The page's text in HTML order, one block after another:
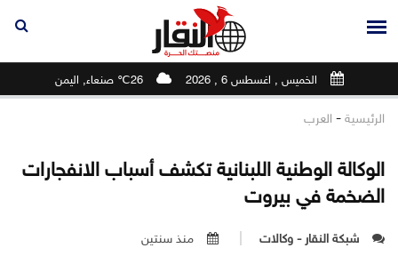
الخميس , اغسطس 6 , 2026 26℃ صنعاء, اليمن
الرئيسية - العرب
الوكالة الوطنية اللبنانية تكشف أسباب الانفجارات
الضخمة في بيروت
شبكة النقار - وكالات منذ سنتين